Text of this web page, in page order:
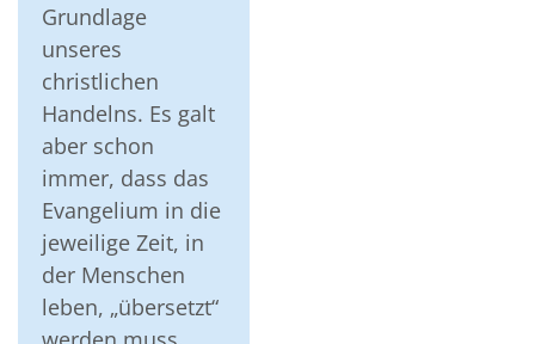
Grundlage
unseres
christlichen
Handelns. Es galt
aber schon
immer, dass das
Evangelium in die
jeweilige Zeit, in
der Menschen
leben, „übersetzt“